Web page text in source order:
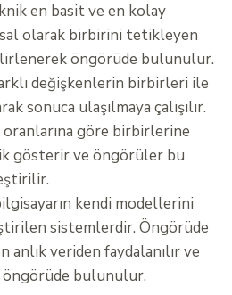
en basit ve en kolay
olarak birbirini tetikleyen
öngörüde bulunulur.
değişkenlerin birbirleri ile
sonuca ulaşılmaya çalışılır.
göre birbirlerine
gösterir ve öngörüler bu
kendi modellerini
sistemlerdir. Öngörüde
veriden faydalanılır ve
bulunulur.